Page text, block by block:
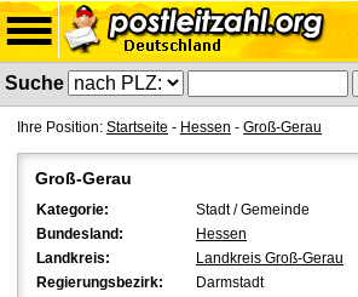
Suche
Ihre Position: Startseite - Hessen - Groß-Gerau
Groß-Gerau
Kategorie:
Stadt / Gemeinde
Bundesland:
Hessen
Landkreis:
Landkreis Groß-Gerau
Regierungsbezirk:
Darmstadt